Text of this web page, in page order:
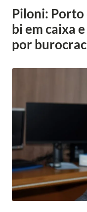
Piloni: Porto
bi em caixa
por